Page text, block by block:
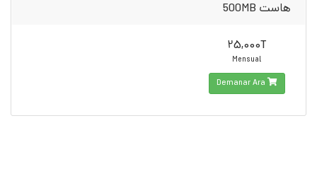
هاست 500MB
25,000T
Mensual